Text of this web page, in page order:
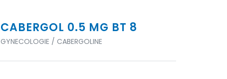
CABERGOL 0.5 MG BT 8
GYNECOLOGIE / CABERGOLINE